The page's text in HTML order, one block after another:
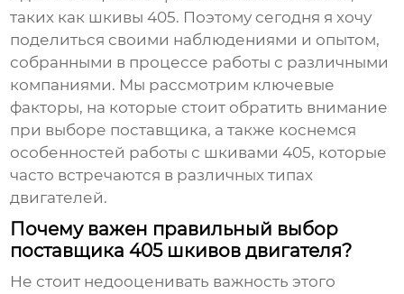
таких как шкивы 405. Поэтому сегодня я хочу
поделиться своими наблюдениями и опытом,
собранными в процессе работы с различными
компаниями. Мы рассмотрим ключевые
факторы, на которые стоит обратить внимание
при выборе поставщика, а также коснемся
особенностей работы с шкивами 405, которые
часто встречаются в различных типах
двигателей.
Почему важен правильный выбор
поставщика 405 шкивов двигателя?
Не стоит недооценивать важность этого